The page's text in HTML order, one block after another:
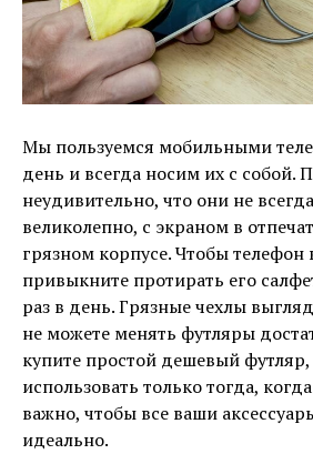
Мы пользуемся мобильными
день и всегда носим их с собой.
неудивительно, что они не
великолепно, с экраном в
грязном корпусе. Чтобы телефон
привыкните протирать его
раз в день. Грязные чехлы
не можете менять футляры
купите простой дешевый
использовать только тогда,
важно, чтобы все ваши
идеально.